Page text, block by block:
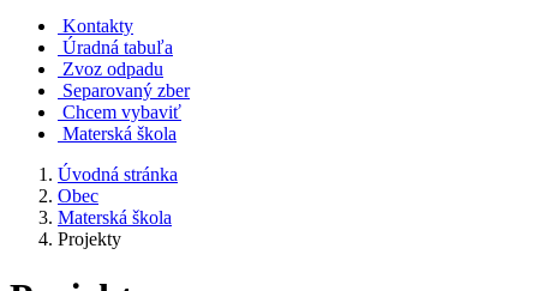
Kontakty
Úradná tabuľa
Zvoz odpadu
Separovaný zber
Chcem vybaviť
Materská škola
Úvodná stránka
Obec
Materská škola
Projekty